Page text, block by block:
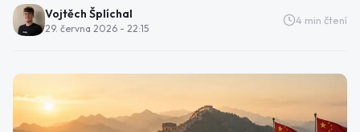
Vojtěch Šplíchal
29. června 2026 - 22:15
4 min čtení